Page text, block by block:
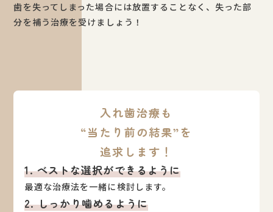
歯を失ってしまった場合には放置することなく、失った部
分を補う治療を受けましょう！
入れ歯治療も
“当たり前の結果”を
追求します！
1. ベストな選択ができるように
最適な治療法を一緒に検討します。
2. しっかり噛めるように